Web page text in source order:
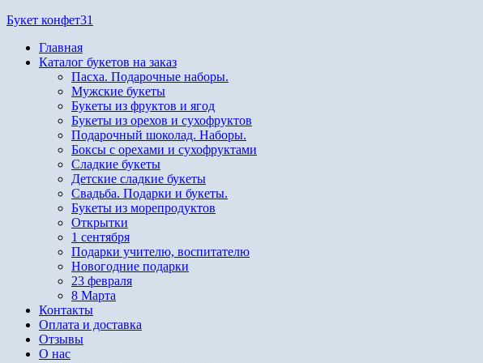
Перейти
содержимому
Букет конфет31
Главная
Каталог букетов на заказ
Пасха. Подарочные наборы.
Мужские букеты
Букеты из фруктов и ягод
Букеты из орехов и сухофруктов
Подарочный шоколад. Наборы.
Боксы с орехами и сухофруктами
Сладкие букеты
Детские сладкие букеты
Свадьба. Подарки и букеты.
Букеты из морепродуктов
Открытки
1 сентября
Подарки учителю, воспитателю
Новогодние подарки
23 февраля
8 Марта
Контакты
Оплата и доставка
Отзывы
О нас